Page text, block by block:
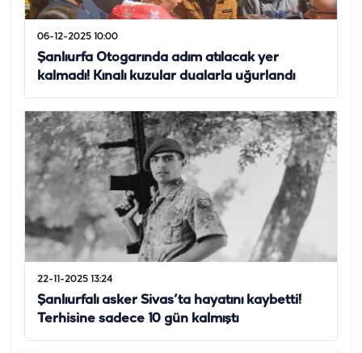
06-12-2025 10:00
Şanlıurfa Otogarında adım atılacak yer
kalmadı! Kınalı kuzular dualarla uğurlandı
22-11-2025 13:24
Şanlıurfalı asker Sivas’ta hayatını kaybetti!
Terhisine sadece 10 gün kalmıştı